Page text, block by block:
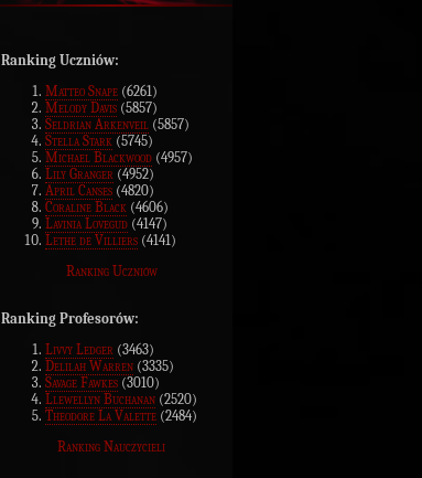
Ranking Uczniów:
Matteo Snape (6261)
Melody Davis (5857)
Seldrian Arkenveil (5857)
Stella Stark (5745)
Michael Blackwood (4957)
Lily Granger (4952)
April Canses (4820)
Coraline Black (4606)
Lavinia Lovegud (4147)
Lethe de Villiers (4141)
Ranking Uczniów
Ranking Profesorów:
Livvy Ledger (3463)
Delilah Warren (3335)
Savage Fawkes (3010)
Llewellyn Buchanan (2520)
Theodore La Valette (2484)
Ranking Nauczycieli